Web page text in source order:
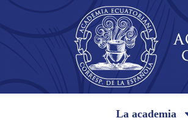
La academia